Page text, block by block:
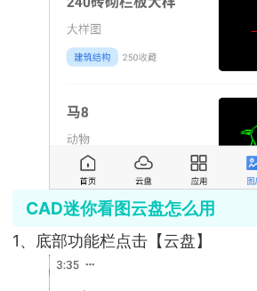
CAD迷你看图云盘怎么用
1、底部功能栏点击【云盘】